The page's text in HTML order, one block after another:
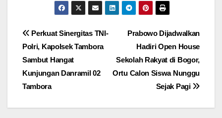
Navigasi
pos
Prabowo Dijadwalkan
Hadiri Open House
Sekolah Rakyat di Bogor,
Ortu Calon Siswa Nunggu
Sejak Pagi
Perkuat Sinergitas TNI-
Polri, Kapolsek Tambora
Sambut Hangat
Kunjungan Danramil 02
Tambora